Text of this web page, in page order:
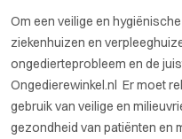
Om een veilige en
ziekenhuizen en
ongedierteprobleem en de
Ongedierewinkel.nl Er moet
gebruik van veilige en
gezondheid van patiënten en